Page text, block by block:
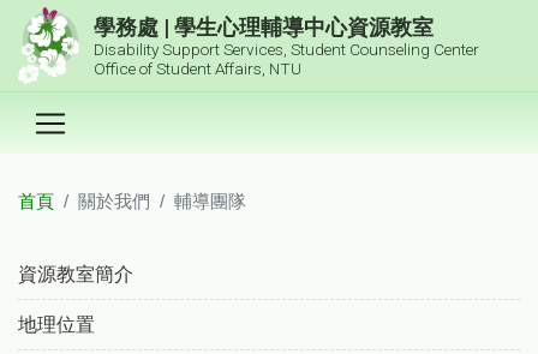
跳到主要內容區塊
學務處 | 學生心理輔導中心資源教室
Disability Support Services, Student Counseling Center
Office of Student Affairs, NTU
首頁 關於我們 輔導團隊
資源教室簡介
地理位置